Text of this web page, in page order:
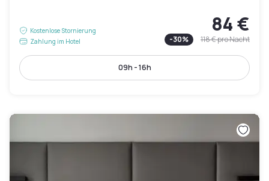
Kostenlose Stornierung
Zahlung im Hotel
84 €
-30% 118 €pro Nacht
09h - 16h